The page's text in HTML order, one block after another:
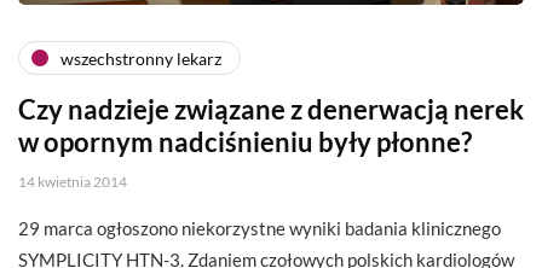
wszechstronny lekarz
Czy nadzieje związane z denerwacją nerek
w opornym nadciśnieniu były płonne?
14 kwietnia 2014
29 marca ogłoszono niekorzystne wyniki badania klinicznego
SYMPLICITY HTN-3. Zdaniem czołowych polskich kardiologów